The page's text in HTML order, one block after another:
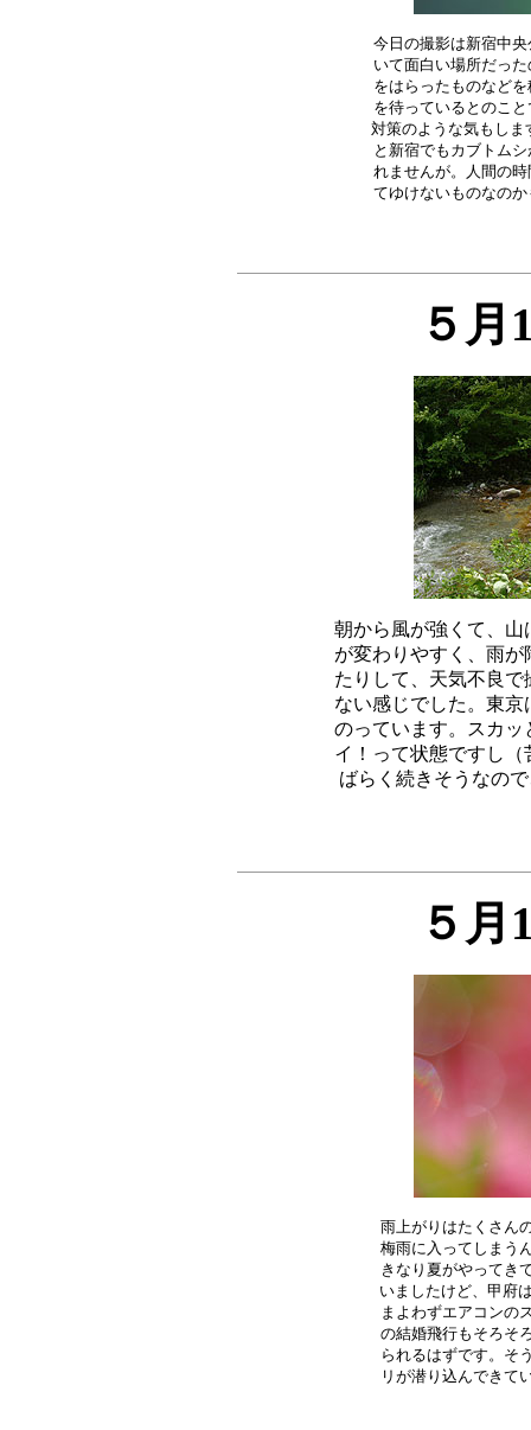
今日の撮影は新宿中
いて面白い場所だっ
をはらったものなど
を待っているとのこ
対策のような気もし
と新宿でもカブトム
れませんが。人間の
５月
朝から風が強くて、
が変わりやすく、雨
たりして、天気不良
ない感じでした。東
のっています。スカ
イ！って状態ですし
ばらく続きそう
５月
雨上がりはたくさん
梅雨に入ってしまう
きなり夏がやってき
いましたけど、甲府
まよわずエアコンの
の結婚飛行もそろそ
られるはずです。そ